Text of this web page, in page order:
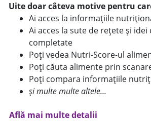
Uite doar câteva motive pentru
Ai acces la informațiile
Ai acces la sute de rețete și
completate
Poți vedea Nutri-Score-ul
Poți căuta alimente prin
Poți compara informațiile
și multe multe altele...
Află mai multe detalii